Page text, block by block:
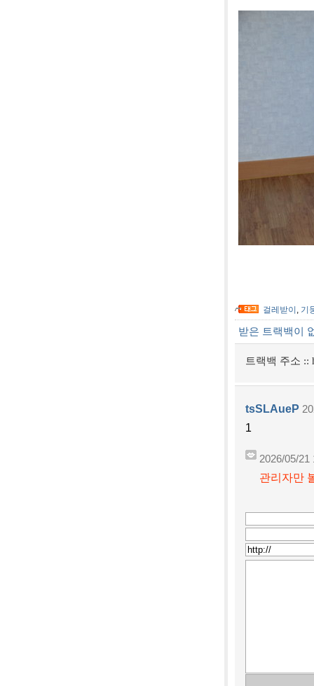
걸레받이 , 기
받은 트랙백이
트랙백 주소 ::
tsSLAueP
1
2026/05/21
관리자만